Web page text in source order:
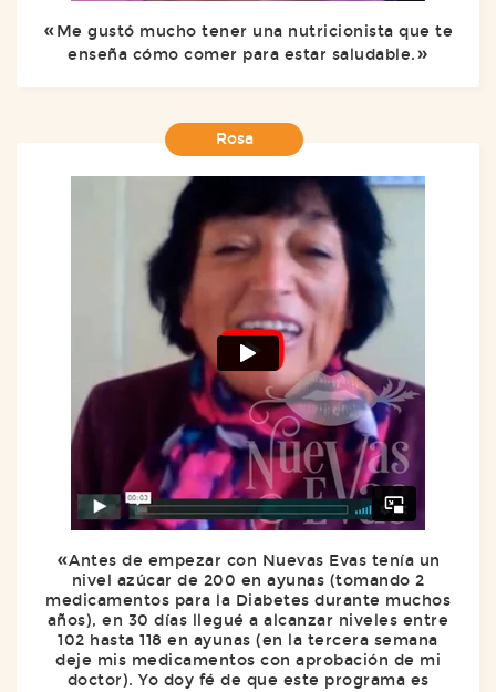
Me gustó mucho tener una nutricionista que te
enseña cómo comer para estar saludable.
Rosa
Antes de empezar con Nuevas Evas tenía un
nivel azúcar de 200 en ayunas (tomando 2
medicamentos para la Diabetes durante muchos
años), en 30 días llegué a alcanzar niveles entre
102 hasta 118 en ayunas (en la tercera semana
deje mis medicamentos con aprobación de mi
doctor). Yo doy fé de que este programa es